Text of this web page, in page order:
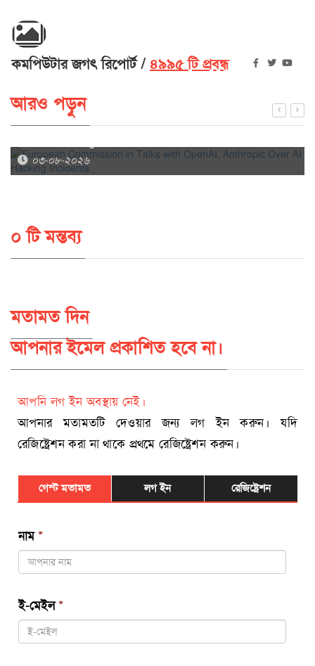
কমপিউটার জগৎ রিপোর্ট ৪৯৯৫ টি প্রবন্ধ
আরও পড়ুন
European Commission in Talks with OpenAI, Anthropic
০৩-০৮-২০২৬
০ টি মন্তব্য
মতামত দিন
আপনার ইমেল প্রকাশিত হবে না।
আপনি লগ ইন অবস্থায় নেই।
আপনার মতামতটি দেওয়ার জন্য লগ ইন করুন। যদি
রেজিষ্ট্রেশন করা না থাকে প্রথমে রেজিষ্ট্রেশন করুন।
গেস্ট মতামত লগ ইন রেজিষ্ট্রেশন
নাম*
ই-মেইল*